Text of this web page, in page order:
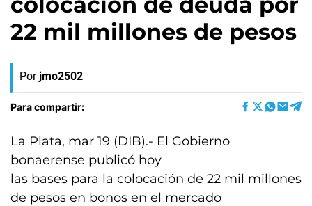
22 mil millones de pesos
Por jmo2502
Para compartir:
La Plata, mar 19 (DIB).- El Gobierno
bonaerense publicó hoy
las bases para la colocación de 22 mil millones
de pesos en bonos en el mercado